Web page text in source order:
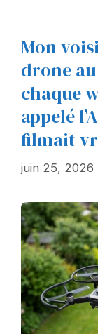
Mon
drone
chaque
appelé
filmait
juin 25, 2026